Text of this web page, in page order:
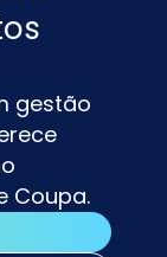
gestão
Coupa.